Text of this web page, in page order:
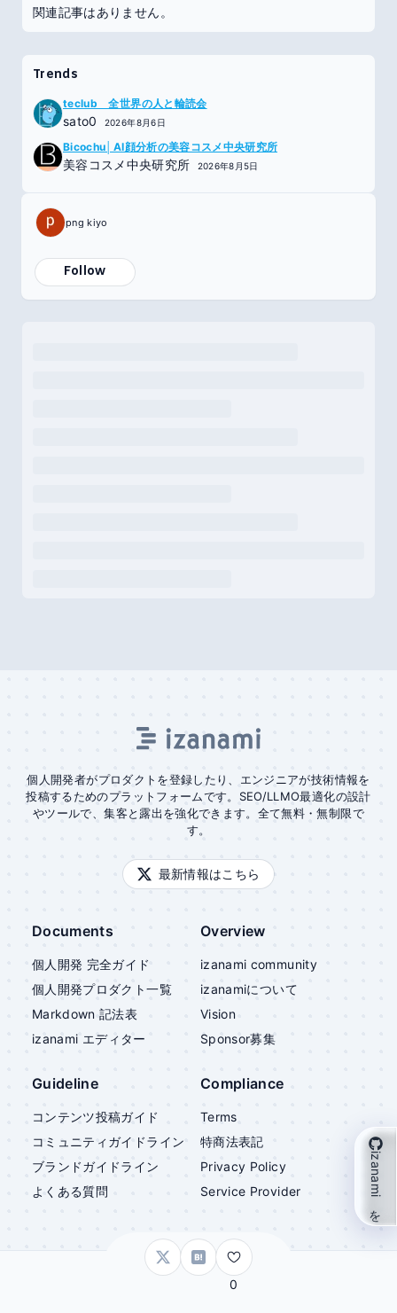
0
関連記事はありません。
Trends
teclub 全世界の人と輪読会
sato0 2026年8月6日
Bicochu│AI顔分析の美容コスメ中央研究所
美容コスメ中央研究所 2026年8月5日
png kiyo
Follow
個人開発者がプロダクトを登録したり、エンジニアが技術情報を
投稿するためのプラットフォームです。SEO/LLMO最適化の設計
やツールで、集客と露出を強化できます。全て無料・無制限で
す。
最新情報はこちら
Documents
個人開発 完全ガイド
個人開発プロダクト一覧
Markdown 記法表
izanami エディター
Overview
izanami community
izanamiについて
Vision
Sponsor募集
Guideline
コンテンツ投稿ガイド
コミュニティガイドライン
ブランドガイドライン
よくある質問
Compliance
Terms
特商法表記
Privacy Policy
Service Provider
izanami
izanami を支援